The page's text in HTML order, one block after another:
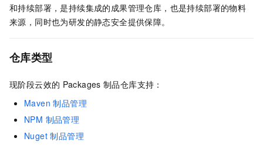
和持续部署，是持续集成的成果管理仓库，也是持续部署的物料
来源，同时也为研发的静态安全提供保障。
仓库类型
现阶段云效的 Packages 制品仓库支持：
Maven 制品管理
NPM 制品管理
Nuget 制品管理